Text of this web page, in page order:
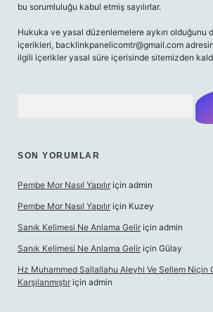
bu sorumluluğu kabul etmiş sayılırlar.
Hukuka ve yasal düzenlemelere aykırı olduğunu
içerikleri, backlinkpanelicomtr@gmail.com
ilgili içerikler yasal süre içerisinde sitemizden
SON YORUMLAR
Pembe Mor Nasıl Yapılır için admin
Pembe Mor Nasıl Yapılır için Kuzey
Sanık Kelimesi Ne Anlama Gelir için admin
Sanık Kelimesi Ne Anlama Gelir için Gülay
Hz Muhammed Sallallahu Aleyhi Ve Sellem Niçin
Karşılanmıştır için admin